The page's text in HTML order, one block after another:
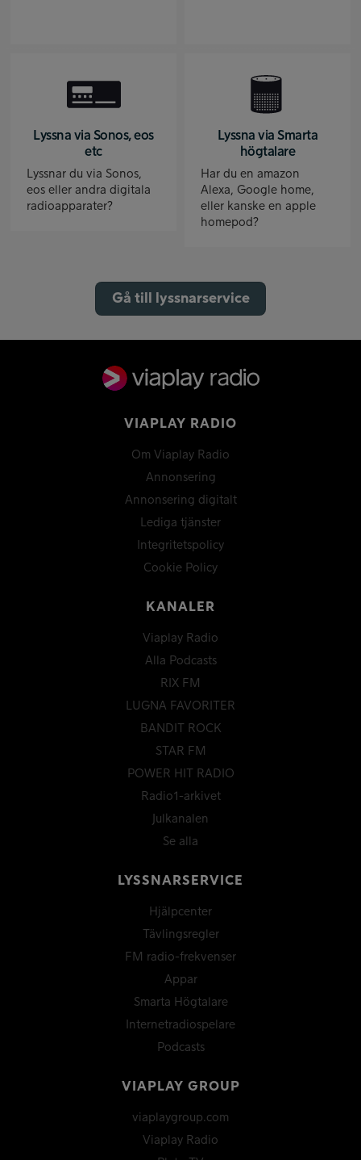
Lyssna via Sonos, eos
etc
Lyssnar du via Sonos,
eos eller andra digitala
radioapparater?
Lyssna via Smarta
högtalare
Har du en amazon
Alexa, Google home,
eller kanske en apple
homepod?
Gå till lyssnarservice
VIAPLAY RADIO
Om Viaplay Radio
Annonsering
Annonsering digitalt
Lediga tjänster
Integritetspolicy
Cookie Policy
KANALER
Viaplay Radio
Alla Podcasts
RIX FM
LUGNA FAVORITER
BANDIT ROCK
STAR FM
POWER HIT RADIO
Radio1-arkivet
Julkanalen
Se alla
LYSSNARSERVICE
Hjälpcenter
Tävlingsregler
FM radio-frekvenser
Appar
Smarta Högtalare
Internetradiospelare
Podcasts
VIAPLAY GROUP
viaplaygroup.com
Viaplay Radio